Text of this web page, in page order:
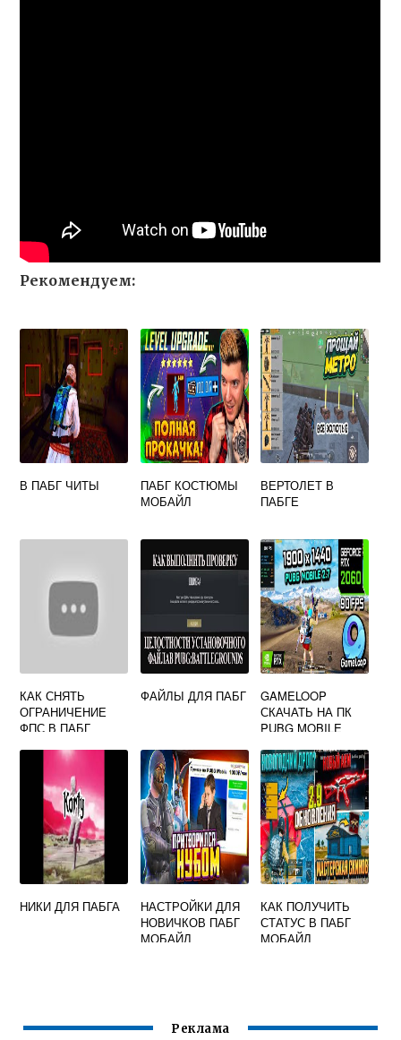
Рекомендуем:
В ПАБГ ЧИТЫ
ПАБГ КОСТЮМЫ
МОБАЙЛ
ВЕРТОЛЕТ В
ПАБГЕ
КАК СНЯТЬ
ОГРАНИЧЕНИЕ
ФПС В ПАБГ
ФАЙЛЫ ДЛЯ ПАБГ
GAMELOOP
СКАЧАТЬ НА ПК
PUBG MOBILE
НИКИ ДЛЯ ПАБГА
НАСТРОЙКИ ДЛЯ
НОВИЧКОВ ПАБГ
МОБАЙЛ
КАК ПОЛУЧИТЬ
СТАТУС В ПАБГ
МОБАЙЛ
Реклама